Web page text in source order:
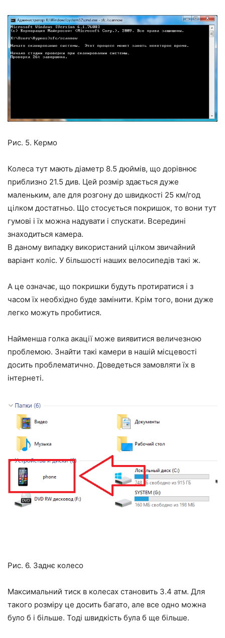
Рис. 5. Кермо
Колеса тут мають діаметр 8.5 дюймів, що дорівнює
приблизно 21.5 див. Цей розмір здається дуже
маленьким, але для розгону до швидкості 25 км/год
цілком достатньо. Що стосується покришок, то вони тут
гумові і їх можна надувати і спускати. Всередині
знаходиться камера.
В даному випадку використаний цілком звичайний
варіант коліс. У більшості наших велосипедів такі ж.
А це означає, що покришки будуть протиратися і з
часом їх необхідно буде замінити. Крім того, вони дуже
легко можуть пробитися.
Найменша голка акації може виявитися величезною
проблемою. Знайти такі камери в нашій місцевості
досить проблематично. Доведеться замовляти їх в
інтернеті.
Рис. 6. Заднє колесо
Максимальний тиск в колесах становить 3.4 атм. Для
такого розміру це досить багато, але все одно можна
було б і більше. Тоді швидкість була б ще більше.